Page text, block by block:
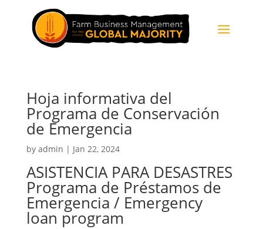
Hoja informativa del
Programa de Conservación
de Emergencia
by admin | Jan 22, 2024
ASISTENCIA PARA DESASTRES
Programa de Préstamos de
Emergencia / Emergency
loan program